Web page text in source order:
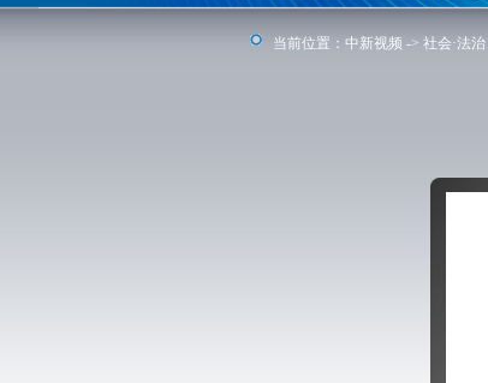
当前位置： 中新视频 -> 社会·法治